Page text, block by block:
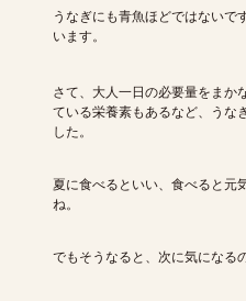
うなぎにも青魚ほどではないで
います。
さて、大人一日の必要量をまか
ている栄養素もあるなど、うな
した。
夏に食べるといい、食べると元
ね。
でもそうなると、次に気になる